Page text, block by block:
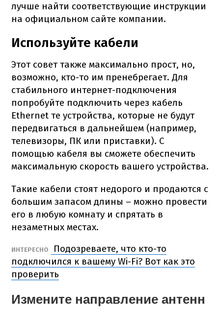
лучше найти соответствующие инструкции
на официальном сайте компании.
Используйте кабели
Этот совет также максимально прост, но,
возможно, кто-то им пренебрегает. Для
стабильного интернет-подключения
попробуйте подключить через кабель
Ethernet те устройства, которые не будут
передвигаться в дальнейшем (например,
телевизоры, ПК или приставки). С
помощью кабеля вы сможете обеспечить
максимальную скорость вашего устройства.
Такие кабели стоят недорого и продаются с
большим запасом длины – можно провести
его в любую комнату и спрятать в
незаметных местах.
ИНТЕРЕСНО
Подозреваете, что кто-то
подключился к вашему Wi-Fi? Вот как это
проверить
Измените направление антенн